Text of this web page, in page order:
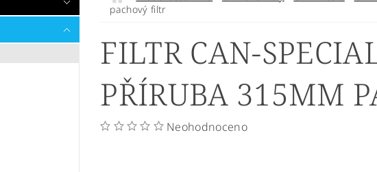
pachový filtr
FILTR CAN-
PŘÍRUBA 315MM
Neohodnoceno